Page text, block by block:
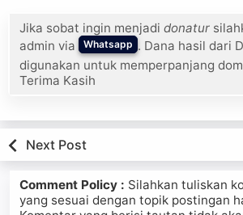
Jika sobat ingin menjadi donatur
admin via
Whatsapp . Dana hasil dari
digunakan untuk memperpanjang
Terima Kasih
Next Post
Comment Policy : Silahkan tuliskan
yang sesuai dengan topik postingan